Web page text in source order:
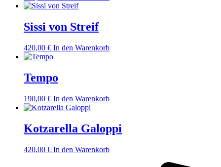
Sissi von Streif
420,00 € In den Warenkorb
Tempo
190,00 € In den Warenkorb
Kotzarella Galoppi
420,00 € In den Warenkorb